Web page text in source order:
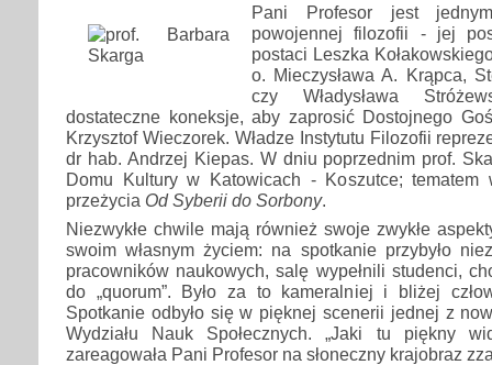
Pani Profesor jest
powojennej filozofii - jej
postaci Leszka
o. Mieczysława A. Krąpca,
czy Władysława
dostateczne koneksje, aby zaprosić Dostojnego
Krzysztof Wieczorek. Władze Instytutu Filozofii
dr hab. Andrzej Kiepas. W dniu poprzednim prof.
Domu Kultury w Katowicach - Koszutce; tematem
przeżycia Od Syberii do Sorbony.
Niezwykłe chwile mają również swoje zwykłe
swoim własnym życiem: na spotkanie przybyło
pracowników naukowych, salę wypełnili studenci,
do „quorum”. Było za to kameralniej i bliżej
Spotkanie odbyło się w pięknej scenerii jednej z
Wydziału Nauk Społecznych. „Jaki tu piękny
zareagowała Pani Profesor na słoneczny krajobraz